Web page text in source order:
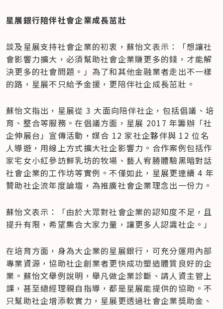
星展銀行陪伴社會企業成長茁壯
談及星展支持社會企業的初衷，蘇怡文表示：「想讓社
會影響力擴大，必須幫助社會企業賺更多的錢，才能解
決更多的社會問題。」為了和其他金融業者走出不一樣
的路，星展不只給予金援，更陪伴社企成長茁壯。
蘇怡文指出，星展從 3 大面向陪伴社企，包括倡議、培
育、整合等服務。在倡議方面，星展 2017 年籌辦「社
企伸展台」宣傳活動，媒合 12 家社企夥伴與 12 位名
人導遊，用線上方式擴大社企影響力。合作案例包括作
家宅女小紅參訪鮮乳坊的牧場、藝人宥勝體驗黑暗對話
社會企業的工作坊等實例。不僅如此，星展更連續 4 年
贊助社企流年度論壇，為推廣社會企業理念出一份力。
蘇怡文表示：「由於大眾對社會企業的認知度不足，且
提升有限，希望集合大家力量，讓更多人認識社企。」
在培育方面，身為大企業的星展銀行，可充分運用內部
專業資源，協助社企創業者更快成功塑造體質良好的企
業。蘇怡文舉例說明，舉凡做企業診斷、請人資主管上
課，甚至總經理親自指導，都是星展能提供的協助。不
只幫助社企增添軟實力，星展更透過社會企業獎助金、